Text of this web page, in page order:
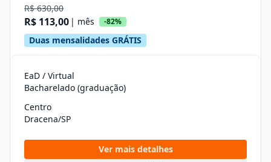
R$ 630,00
R$ 113,00 | mês -82%
Duas mensalidades GRÁTIS
EaD / Virtual
Bacharelado (graduação)
Centro
Dracena/SP
Ver mais detalhes